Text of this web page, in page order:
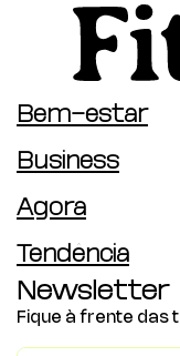
Bem-estar
Business
Agora
Tendência
Newsletter
Fique à frente das